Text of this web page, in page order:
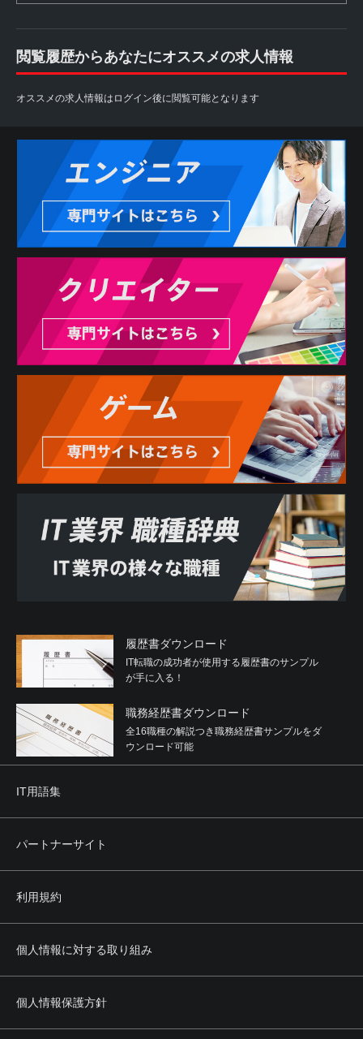
閲覧履歴からあなたにオススメの求人情報
オススメの求人情報はログイン後に閲覧可能となります
履歴書ダウンロード
IT転職の成功者が使用する履歴書のサンプル
が手に入る！
職務経歴書ダウンロード
全16職種の解説つき職務経歴書サンプルをダ
ウンロード可能
IT用語集
パートナーサイト
利用規約
個人情報に対する取り組み
個人情報保護方針